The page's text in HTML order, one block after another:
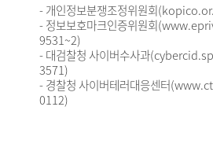
- 개인정보분쟁조정위원회
- 정보보호마크인증위원회
9531~2)
- 대검찰청 사이버수사과
3571)
- 경찰청 사이버테러대응센터
0112)